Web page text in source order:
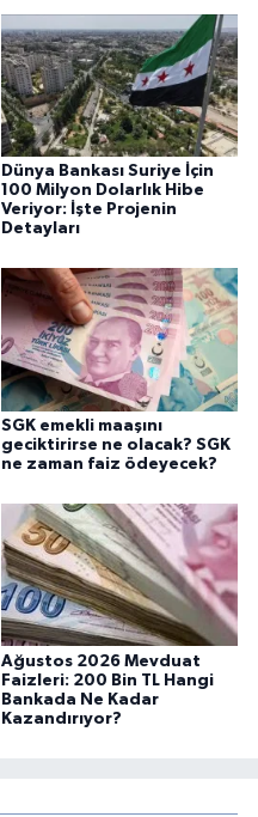
Dünya Bankası Suriye İçin
100 Milyon Dolarlık Hibe
Veriyor: İşte Projenin
Detayları
SGK emekli maaşını
geciktirirse ne olacak? SGK
ne zaman faiz ödeyecek?
Ağustos 2026 Mevduat
Faizleri: 200 Bin TL Hangi
Bankada Ne Kadar
Kazandırıyor?